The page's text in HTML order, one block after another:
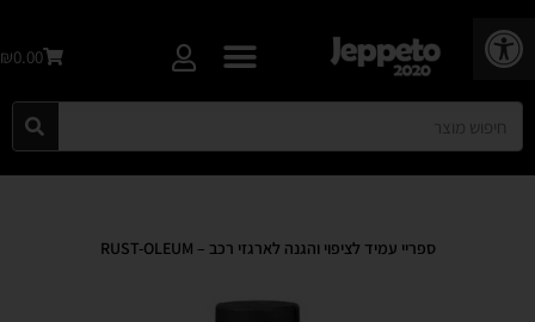
פתח סרגל נגישות
₪0.00
ספריי עמיד לציפוי והגנה לארגזי רכב – RUST-OLEUM